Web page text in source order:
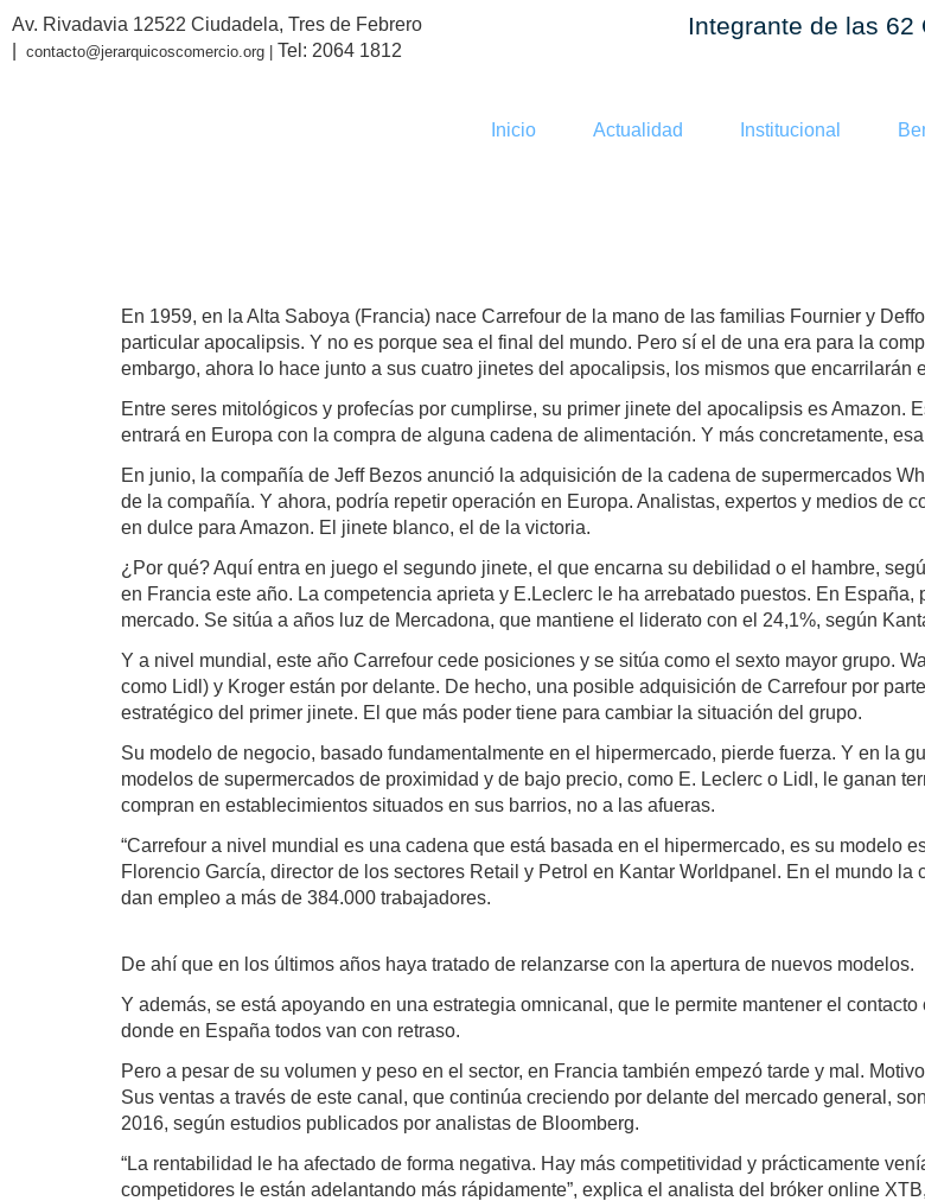
Av. Rivadavia 12522 Ciudadela, Tres de Febrero
contacto@jerarquicoscomercio.org | Tel: 2064 1812
Integrante de las 62
Inicio Actualidad Institucional
En 1959, en la Alta Saboya (Francia) nace Carrefour de la mano de las familias Fournier y
particular apocalipsis. Y no es porque sea el final del mundo. Pero sí el de una era para la
embargo, ahora lo hace junto a sus cuatro jinetes del apocalipsis, los mismos que encarrilarán
Entre seres mitológicos y profecías por cumplirse, su primer jinete del apocalipsis es Amazon.
entrará en Europa con la compra de alguna cadena de alimentación. Y más concretamente,
En junio, la compañía de Jeff Bezos anunció la adquisición de la cadena de supermercados
de la compañía. Y ahora, podría repetir operación en Europa. Analistas, expertos y medios de
en dulce para Amazon. El jinete blanco, el de la victoria.
¿Por qué? Aquí entra en juego el segundo jinete, el que encarna su debilidad o el hambre,
en Francia este año. La competencia aprieta y E.Leclerc le ha arrebatado puestos. En
mercado. Se sitúa a años luz de Mercadona, que mantiene el liderato con el 24,1%, según
Y a nivel mundial, este año Carrefour cede posiciones y se sitúa como el sexto mayor grupo.
como Lidl) y Kroger están por delante. De hecho, una posible adquisición de Carrefour por
estratégico del primer jinete. El que más poder tiene para cambiar la situación del grupo.
Su modelo de negocio, basado fundamentalmente en el hipermercado, pierde fuerza. Y en la
modelos de supermercados de proximidad y de bajo precio, como E. Leclerc o Lidl, le ganan
compran en establecimientos situados en sus barrios, no a las afueras.
“Carrefour a nivel mundial es una cadena que está basada en el hipermercado, es su modelo
Florencio García, director de los sectores Retail y Petrol en Kantar Worldpanel. En el mundo
dan empleo a más de 384.000 trabajadores.
De ahí que en los últimos años haya tratado de relanzarse con la apertura de nuevos modelos.
Y además, se está apoyando en una estrategia omnicanal, que le permite mantener el
donde en España todos van con retraso.
Pero a pesar de su volumen y peso en el sector, en Francia también empezó tarde y mal.
Sus ventas a través de este canal, que continúa creciendo por delante del mercado general,
2016, según estudios publicados por analistas de Bloomberg.
“La rentabilidad le ha afectado de forma negativa. Hay más competitividad y prácticamente
competidores le están adelantando más rápidamente”, explica el analista del bróker online